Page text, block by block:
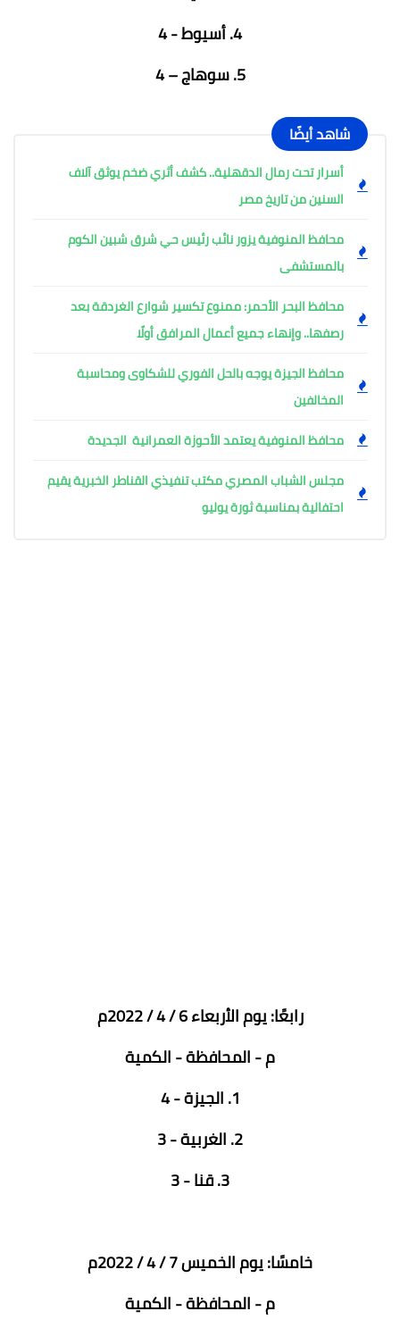
4. أسيوط - 4
5. سوهاج – 4
شاهد أيضًا
أسرار تحت رمال الدقهلية.. كشف أثري ضخم يوثق آلاف
السنين من تاريخ مصر
محافظ المنوفية يزور نائب رئيس حي شرق شبين الكوم
بالمستشفى
محافظ البحر الأحمر: ممنوع تكسير شوارع الغردقة بعد
رصفها.. وإنهاء جميع أعمال المرافق أولًا
محافظ الجيزة يوجه بالحل الفوري للشكاوى ومحاسبة
المخالفين
محافظ المنوفية يعتمد الأحوزة العمرانية الجديدة
مجلس الشباب المصري مكتب تنفيذي القناطر الخبرية يقيم
احتفالية بمناسبة ثورة يوليو
رابعًا: يوم الأربعاء 6 / 4 / 2022م
م - المحافظة - الكمية
1. الجيزة - 4
2. الغربية - 3
3. قنا - 3
خامسًا: يوم الخميس 7 / 4 / 2022م
م - المحافظة - الكمية